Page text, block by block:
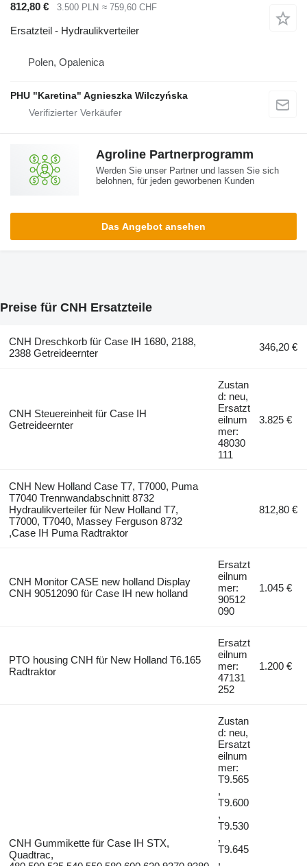
812,80 € 3.500 PLN ≈ 759,60 CHF
Ersatzteil - Hydraulikverteiler
Polen, Opalenica
PHU "Karetina" Agnieszka Wilczyńska
Agroline Partnerprogramm
Werden Sie unser Partner und lassen Sie sich
belohnen, für jeden geworbenen Kunden
Das Angebot ansehen
Preise für CNH Ersatzteile
CNH Dreschkorb für Case IH 1680, 2188,
2388 Getreideernter
346,20 €
CNH Steuereinheit für Case IH
Getreideernter
Zustan
d: neu,
Ersatzt
eilnum
mer:
48030
111
3.825 €
CNH New Holland Case T7, T7000, Puma
T7040 Trennwandabschnitt 8732
Hydraulikverteiler für New Holland T7,
T7000, T7040, Massey Ferguson 8732
,Case IH Puma Radtraktor
812,80 €
CNH Monitor CASE new holland Display
CNH 90512090 für Case IH new holland
Ersatzt
eilnum
mer:
90512
090
1.045 €
PTO housing CNH für New Holland T6.165
Radtraktor
Ersatzt
eilnum
mer:
47131
252
1.200 €
CNH Gummikette für Case IH STX,
Quadtrac,
Zustan
d: neu,
Ersatzt
eilnum
mer:
T9.565
,
T9.600
,
T9.530
,
T9.645
,